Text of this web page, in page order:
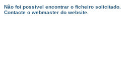
Não foi possivel encontrar o ficheiro solicitado.
Contacte o webmaster do website.